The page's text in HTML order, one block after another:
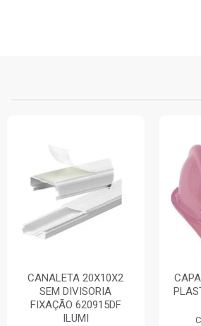
CANALETA 20X10X2
SEM DIVISORIA
FIXAÇÃO 620915DF
ILUMI